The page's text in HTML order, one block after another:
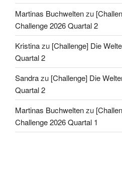
Martinas Buchweltenzu
Challenge 2026 Quartal 2
Kristinazu [Challenge] Die
Quartal 2
Sandrazu [Challenge] Die
Quartal 2
Martinas Buchweltenzu
Challenge 2026 Quartal 1